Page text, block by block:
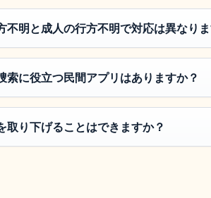
不明と成人の行方不明で対応は異なり
索に役立つ民間アプリはありますか？
取り下げることはできますか？